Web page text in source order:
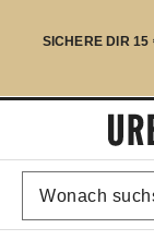
SICHERE DIR 15